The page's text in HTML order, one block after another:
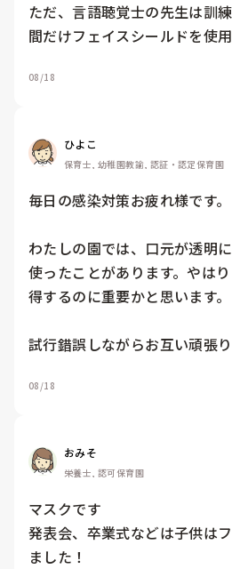
ただ、言語聴覚士の先生は訓
間だけフェイスシールドを使用
08/18
ひよこ
保育士, 幼稚園教諭, 認証・認定保育園
毎日の感染対策お疲れ様です。
わたしの園では、口元が透明
使ったことがあります。やは
得するのに重要かと思います。
試行錯誤しながらお互い頑張
08/18
おみそ
栄養士, 認可保育園
マスクです
発表会、卒業式などは子供は
ました！